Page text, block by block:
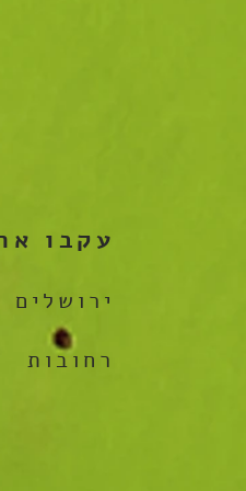
עקבו
ירושלים
רחובות